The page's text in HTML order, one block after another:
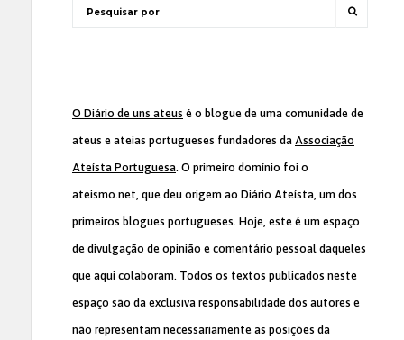
O Diário de uns ateus é o blogue de uma comunidade de
ateus e ateias portugueses fundadores da Associação
Ateísta Portuguesa. O primeiro domínio foi o
ateismo.net, que deu origem ao Diário Ateísta, um dos
primeiros blogues portugueses. Hoje, este é um espaço
de divulgação de opinião e comentário pessoal daqueles
que aqui colaboram. Todos os textos publicados neste
espaço são da exclusiva responsabilidade dos autores e
não representam necessariamente as posições da